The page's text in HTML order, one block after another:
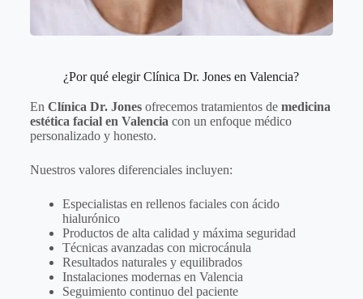
¿Por qué elegir Clínica Dr. Jones en Valencia?
En Clínica Dr. Jonesofrecemos tratamientos de medicina
estética facial en Valencia con un enfoque médico
personalizado y honesto.
Nuestros valores diferenciales incluyen:
Especialistas en rellenos faciales con ácido
hialurónico
Productos de alta calidad y máxima seguridad
Técnicas avanzadas con microcánula
Resultados naturales y equilibrados
Instalaciones modernas en Valencia
Seguimiento continuo del paciente